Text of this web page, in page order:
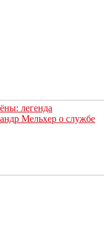
легенда
Мельхер о службе